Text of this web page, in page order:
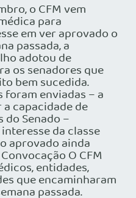
o CFM vem
para
em ver aprovado o
passada, a
adotou de
os senadores que
bem sucedida.
foram enviadas – a
capacidade de
Senado –
da classe
aprovado ainda
O CFM
entidades,
que encaminharam
passada.